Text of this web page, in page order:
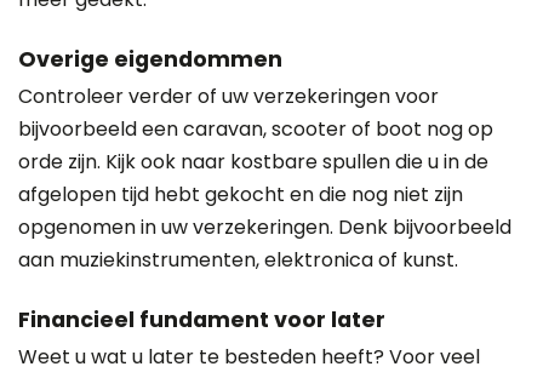
Overige eigendommen
Controleer verder of uw verzekeringen voor
bijvoorbeeld een caravan, scooter of boot nog op
orde zijn. Kijk ook naar kostbare spullen die u in de
afgelopen tijd hebt gekocht en die nog niet zijn
opgenomen in uw verzekeringen. Denk bijvoorbeeld
aan muziekinstrumenten, elektronica of kunst.
Financieel fundament voor later
Weet u wat u later te besteden heeft? Voor veel